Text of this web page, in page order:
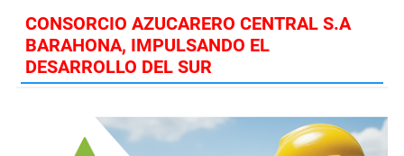
CONSORCIO AZUCARERO CENTRAL S.A
BARAHONA, IMPULSANDO EL
DESARROLLO DEL SUR